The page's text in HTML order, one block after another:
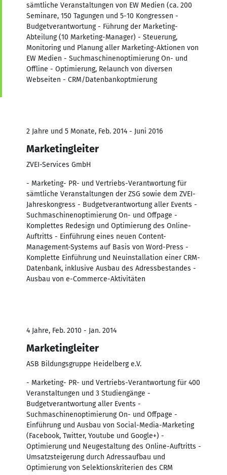
sämtliche Veranstaltungen von EW Medien (ca. 200
Seminare, 150 Tagungen und 5-10 Kongressen -
Budgetverantwortung - Führung der Marketing-
Abteilung (10 Marketing-Manager) - Steuerung,
Monitoring und Planung aller Marketing-Aktionen von
EW Medien - Suchmaschinenoptimierung On- und
Offline - Optimierung, Relaunch von diversen
Webseiten - CRM/Datenbankoptmierung
2 Jahre und 5 Monate, Feb. 2014 - Juni 2016
Marketingleiter
ZVEI-Services GmbH
- Marketing- PR- und Vertriebs-Verantwortung für
sämtliche Veranstaltungen der ZSG sowie dem ZVEI-
Jahreskongress - Budgetverantwortung aller Events -
Suchmaschinenoptimierung On- und Offpage -
Komplettes Redesign und Optimierung des Online-
Auftritts - Einführung eines neuen Content-
Management-Systems auf Basis von Word-Press -
Komplette Einführung und Neuinstallation einer CRM-
Datenbank, inklusive Ausbau des Adressbestandes -
Ausbau von e-Commerce-Aktivitäten
4 Jahre, Feb. 2010 - Jan. 2014
Marketingleiter
ASB Bildungsgruppe Heidelberg e.V.
- Marketing- PR- und Vertriebs-Verantwortung für 400
Veranstaltungen und 3 Studiengänge -
Budgetverantwortung aller Events -
Suchmaschinenoptimierung On- und Offpage -
Einführung und Ausbau von Social-Media-Marketing
(Facebook, Twitter, Youtube und Google+) -
Optimierung und Neugestaltung des Online-Auftritts -
Umsatzsteigerung durch Adressaufbau und
Optimierung von Selektionskriterien des CRM